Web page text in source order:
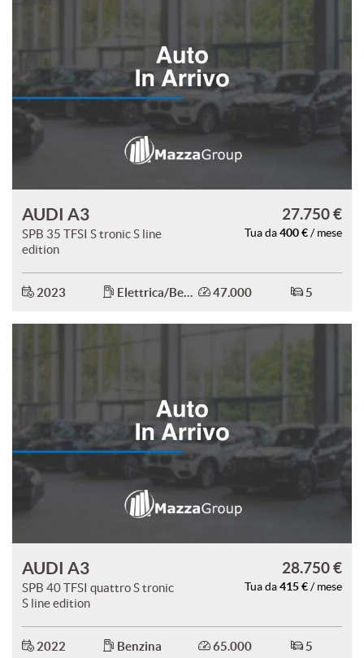
AUDI A3
SPB 35 TFSI S tronic S line
edition
27.750 €
Tua da 400 € / mese
2023 Elettrica/Benzina 47.000 5
AUDI A3
SPB 40 TFSI quattro S tronic
S line edition
28.750 €
Tua da 415 € / mese
2022 Benzina 65.000 5